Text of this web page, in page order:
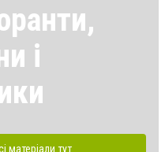
і
матеріали тут